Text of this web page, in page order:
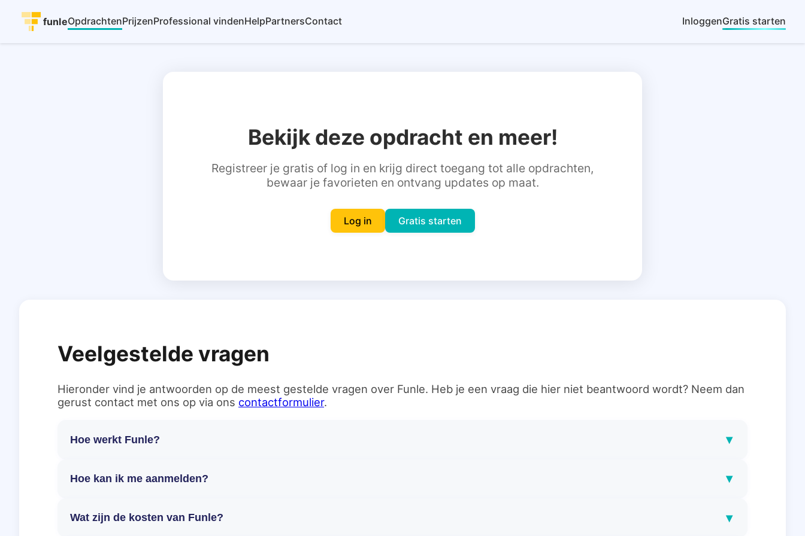
funleOpdrachtenPrijzenProfessional vindenHelpPartnersContact InloggenGratis starten
Bekijk deze opdracht en meer!
Registreer je gratis of log in en krijg direct toegang tot alle opdrachten,
bewaar je favorieten en ontvang updates op maat.
Log in Gratis starten
Veelgestelde vragen
Hieronder vind je antwoorden op de meest gestelde vragen over Funle. Heb je een vraag die hier niet beantwoord wordt? Neem dan
gerust contact met ons op via ons contactformulier.
Hoe werkt Funle? ▾
Hoe kan ik me aanmelden? ▾
Wat zijn de kosten van Funle? ▾